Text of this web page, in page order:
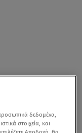
δεδομένα,
στοιχεία, και